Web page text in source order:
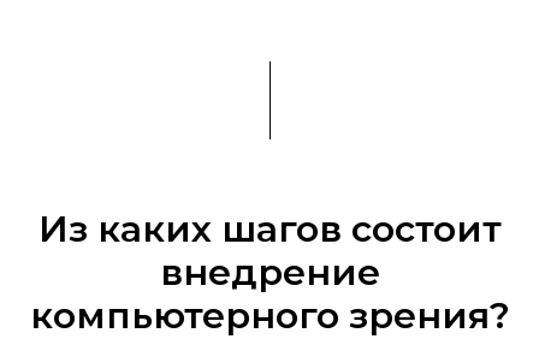
Из каких шагов состоит
внедрение
компьютерного зрения?